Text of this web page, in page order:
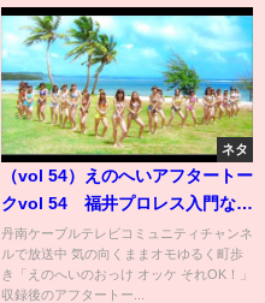
ネタ
（vol 54）えのへいアフタートー
クvol 54 福井プロレス入門なる
か?!② 鯖江市にある福井プロ
レス鯖江道場で壮絶な入門テス
トの洗礼を受けたえのへい。代
丹南ケーブルテレビコミュニティチャンネ
ルで放送中 気の向くままオモゆるく町歩
き「えのへいのおっけ オッケ それOK！」
収録後のアフタートー...